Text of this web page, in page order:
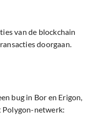
van de blockchain
doorgaan.
bug in Bor en Erigon,
Polygon-netwerk: